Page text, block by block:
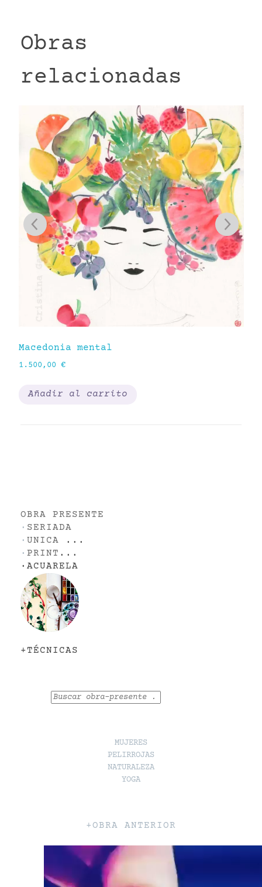
Obras
relacionadas
Macedonia mental
1.500,00 €
Añadir al carrito
OBRA PRESENTE
· SERIADA
· UNICA ...
· PRINT ...
· ACUARELA
+TÉCNICAS
MUJERES
PELIRROJAS
NATURALEZA
YOGA
+OBRA ANTERIOR